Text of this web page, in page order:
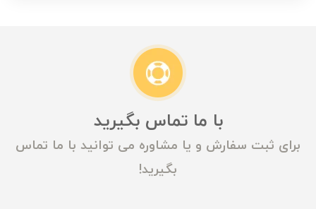
با ما تماس بگیرید
برای ثبت سفارش و یا مشاوره می توانید با ما تماس
بگیرید!